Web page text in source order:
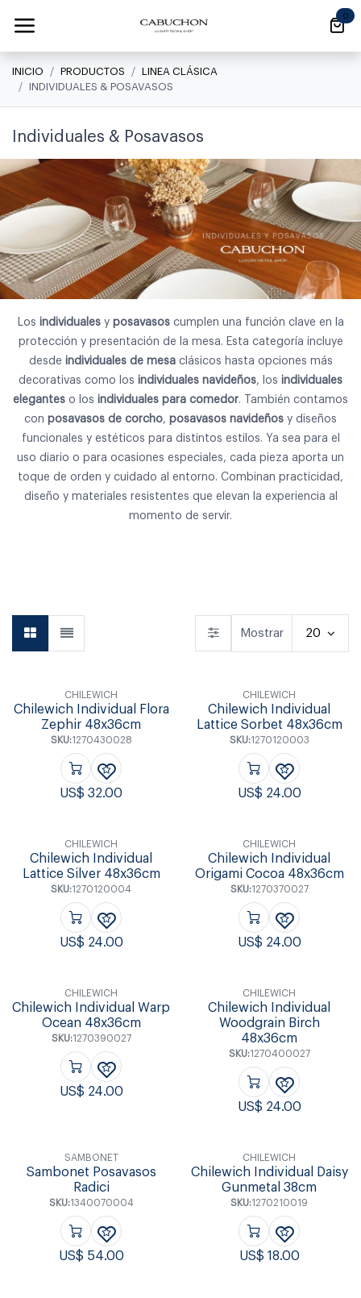
0
INICIO PRODUCTOS
LINEA CLÁSICA
INDIVIDUALES & POSAVASOS
Individuales & Posavasos
Los individualesy posavasoscumplen una función clave en la
protección y presentación de la mesa. Esta categoría incluye
desde individuales de mesaclásicos hasta opciones más
decorativas como los individuales navideños, los individuales
elegantes o los individuales para comedor. También contamos
con posavasos de corcho, posavasos navideños y diseños
funcionales y estéticos para distintos estilos. Ya sea para el
uso diario o para ocasiones especiales, cada pieza aporta un
toque de orden y cuidado al entorno. Combinan practicidad,
diseño y materiales resistentes que elevan la experiencia al
momento de servir.
Mostrar 20
CHILEWICH
Chilewich Individual Flora
Zephir 48x36cm
SKU:1270430028
US$32.00
CHILEWICH
Chilewich Individual
Lattice Sorbet 48x36cm
SKU:1270120003
US$ 24.00
CHILEWICH
Chilewich Individual
Lattice Silver 48x36cm
SKU:1270120004
US$ 24.00
CHILEWICH
Chilewich Individual
Origami Cocoa 48x36cm
SKU:1270370027
US$ 24.00
CHILEWICH
Chilewich Individual Warp
Ocean 48x36cm
SKU:1270390027
US$ 24.00
CHILEWICH
Chilewich Individual
Woodgrain Birch
48x36cm
SKU:1270400027
US$ 24.00
SAMBONET
Sambonet Posavasos
Radici
SKU:1340070004
US$ 54.00
CHILEWICH
Chilewich Individual Daisy
Gunmetal 38cm
SKU:1270210019
US$ 18.00